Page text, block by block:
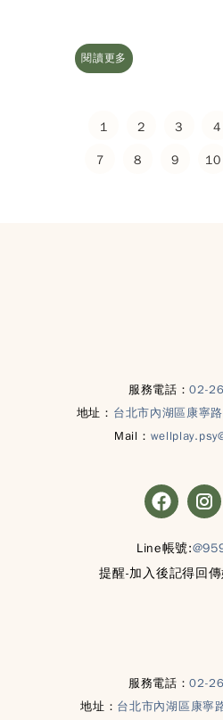
閱讀更多
1 2 3 4
7 8 9 10
服務電話：02-
地址： 台北市內湖區康寧
Mail：
Line帳號:
提醒-加入後記得回
服務電話：02-
地址： 台北市內湖區康寧